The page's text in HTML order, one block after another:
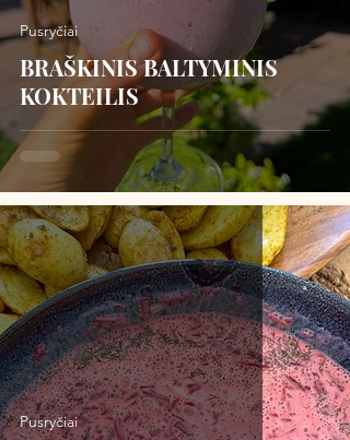
BRAŠKINIS BALTYMINIS
KOKTEILIS
Pusryčiai
Pusryčiai